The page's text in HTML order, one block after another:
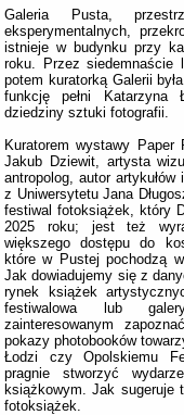
Galeria Pusta,
eksperymentalnych,
istnieje w budynku przy
roku. Przez siedemnaście
potem kuratorką Galerii
funkcję pełni Katarzyna
dziedziny sztuki fotografii.
Kuratorem wystawy
Jakub Dziewit, artysta
antropolog, autor
z Uniwersytetu Jana
festiwal fotoksiążek, który
2025 roku; jest też
większego dostępu do
które w Pustej pochodzą
Jak dowiadujemy się z
rynek książek
festiwalowa lub
zainteresowanym
pokazy photobooków
Łodzi czy Opolskiemu
pragnie stworzyć
książkowym. Jak sugeruje
fotoksiążek.